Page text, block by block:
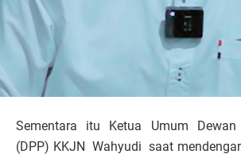
Sementara itu Ketua Umum
(DPP) KKJN Wahyudi saat